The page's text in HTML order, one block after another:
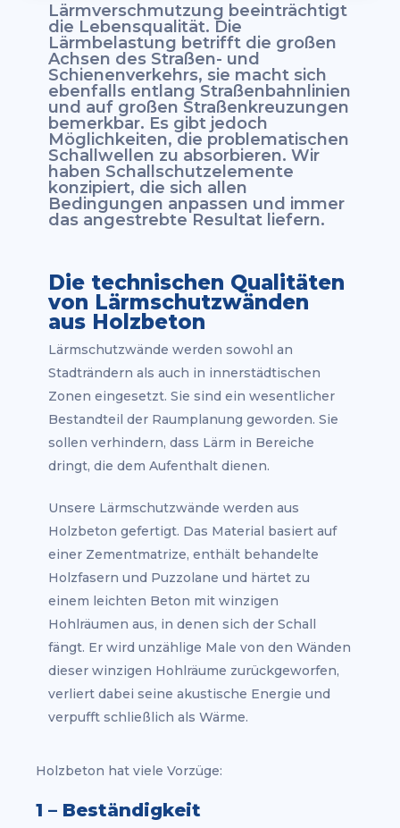
Lärmverschmutzung beeinträchtigt
die Lebensqualität. Die
Lärmbelastung betrifft die großen
Achsen des Straßen- und
Schienenverkehrs, sie macht sich
ebenfalls entlang Straßenbahnlinien
und auf großen Straßenkreuzungen
bemerkbar. Es gibt jedoch
Möglichkeiten, die problematischen
Schallwellen zu absorbieren. Wir
haben Schallschutzelemente
konzipiert, die sich allen
Bedingungen anpassen und immer
das angestrebte Resultat liefern.
Die technischen Qualitäten
von Lärmschutzwänden
aus Holzbeton
Lärmschutzwände werden sowohl an
Stadträndern als auch in innerstädtischen
Zonen eingesetzt. Sie sind ein wesentlicher
Bestandteil der Raumplanung geworden. Sie
sollen verhindern, dass Lärm in Bereiche
dringt, die dem Aufenthalt dienen.
Unsere Lärmschutzwände werden aus
Holzbeton gefertigt. Das Material basiert auf
einer Zementmatrize, enthält behandelte
Holzfasern und Puzzolane und härtet zu
einem leichten Beton mit winzigen
Hohlräumen aus, in denen sich der Schall
fängt. Er wird unzählige Male von den Wänden
dieser winzigen Hohlräume zurückgeworfen,
verliert dabei seine akustische Energie und
verpufft schließlich als Wärme.
Holzbeton hat viele Vorzüge:
1 – Beständigkeit